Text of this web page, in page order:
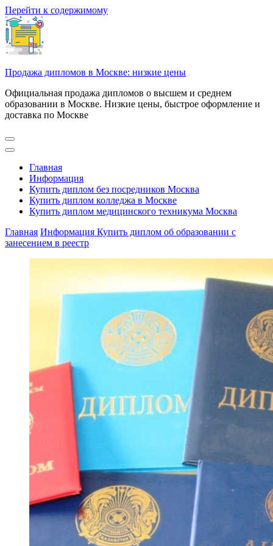
Перейти к содержимому
Продажа дипломов в Москве: низкие цены
Официальная продажа дипломов о высшем и среднем
образовании в Москве. Низкие цены, быстрое оформление и
доставка по Москве
Главная
Информация
Купить диплом без посредников Москва
Купить диплом колледжа в Москве
Купить диплом медицинского техникума Москва
Главная Информация Купить диплом об образовании с
занесением в реестр